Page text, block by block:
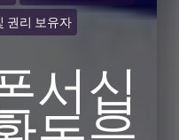
권리 보유자
서십